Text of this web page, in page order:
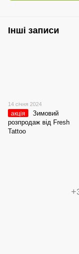
Інші записи
14 січня 2024
акція
Зимовий
розпродаж від Fresh
Tattoo